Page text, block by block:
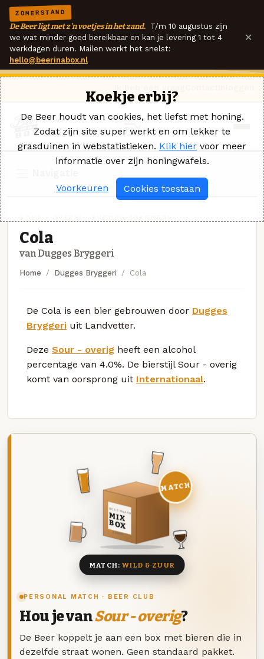
ZOMERSTAND
De Beer ligt met z'n voetjes in het zand. T/m 10 augustus zijn
we wat minder goed bereikbaar en kan je levering 1 tot 4
werkdagen duren. Mailen werkt het snelst:
hello@beerinabox.nl
×
Cola
van Dugges Bryggeri
Home Dugges Bryggeri Cola
De Cola is een bier gebrouwen door Dugges
Bryggeri uit Landvetter.
Deze Sour - overig heeft een alcohol
percentage van 4.0%. De bierstijl Sour - overig
komt van oorsprong uit Internationaal.
PERSONAL MATCH · BEER CLUB
Hou je vanSour - overig?
De Beer koppelt je aan een box met bieren die in
dezelfde straat wonen. Geen standaard pakket.
DEZE MAAND
MIX
BOX
8 BIEREN
MATCH
MATCH:WILD & ZUUR
Koekje erbij?
De Beer houdt van cookies, het liefst met honing.
Zodat zijn site super werkt en om lekker te
grasduinen in webstatistieken. Klik hier voor meer
informatie over zijn honingwafels.
Voorkeuren Cookies toestaan